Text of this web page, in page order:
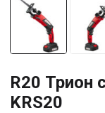
R20 Трион
KRS20